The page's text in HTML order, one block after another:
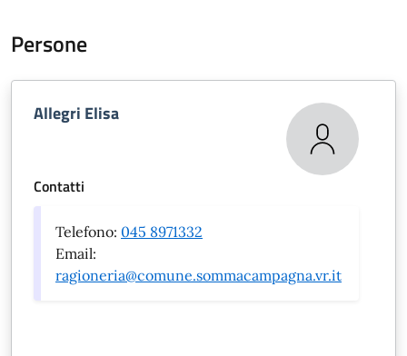
Persone
Allegri Elisa
Contatti
Telefono: 045 8971332
Email:
ragioneria@comune.sommacampagna.vr.it